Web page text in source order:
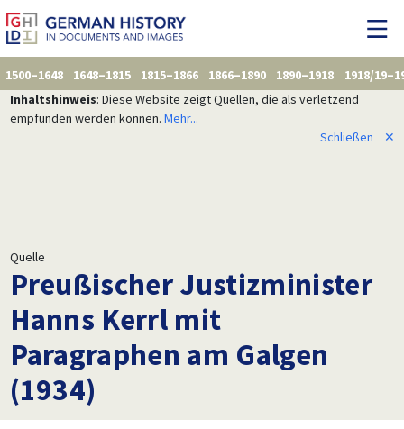
1500–1648 1648–1815 1815–1866 1866–1890 1890–1918
1918/
Inhaltshinweis: Diese Website zeigt Quellen, die als verletzend
empfunden werden können. Mehr...
Schließen
✕
Quelle
Preußischer Justizminister
Hanns Kerrl mit
Paragraphen am Galgen
(1934)